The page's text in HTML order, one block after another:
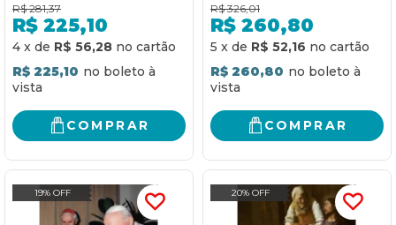
R$ 281,37
R$ 225,10
4 x de R$ 56,28
R$ 225,10
COMPRAR
R$ 326,01
R$ 260,80
5 x de R$ 52,16
R$ 260,80
COMPRAR
19% OFF 20% OFF